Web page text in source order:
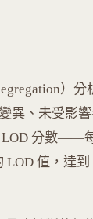
）分
異、未受影響
LOD 分數——
LOD 值，達